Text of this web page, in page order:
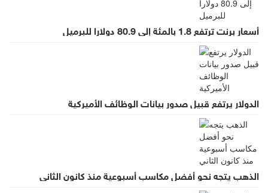
أسعار برنت ترتفع 1.8 بالمئة إلى 80.9 دولارا للبرميل
الدولار يرتفع قبيل صدور بيانات الوظائف الأميركية
الذهب يتجه نحو أفضل مكاسب أسبوعية منذ كانون الثاني